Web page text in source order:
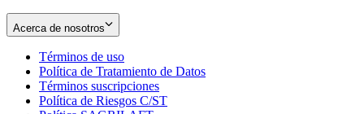
Acerca de nosotros
Términos de uso
in
new
window
Política de Tratamiento de Datos
Términos suscripciones
in
Política de Riesgos C/ST